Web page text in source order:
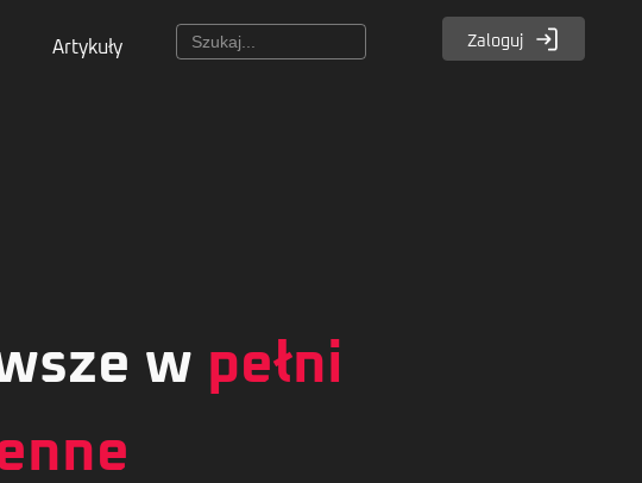
Artykuły Zaloguj
w pełni